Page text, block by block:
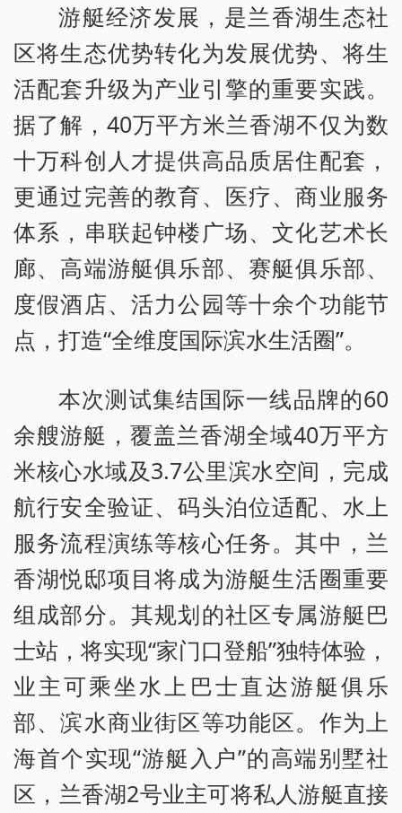
游艇经济发展，是兰香湖生态社
区将生态优势转化为发展优势、将生
活配套升级为产业引擎的重要实践。
据了解，40万平方米兰香湖不仅为数
十万科创人才提供高品质居住配套，
更通过完善的教育、医疗、商业服务
体系，串联起钟楼广场、文化艺术长
廊、高端游艇俱乐部、赛艇俱乐部、
度假酒店、活力公园等十余个功能节
点，打造“全维度国际滨水生活圈”。
本次测试集结国际一线品牌的60
余艘游艇，覆盖兰香湖全域40万平方
米核心水域及3.7公里滨水空间，完成
航行安全验证、码头泊位适配、水上
服务流程演练等核心任务。其中，兰
香湖悦邸项目将成为游艇生活圈重要
组成部分。其规划的社区专属游艇巴
士站，将实现“家门口登船”独特体验，
业主可乘坐水上巴士直达游艇俱乐
部、滨水商业街区等功能区。作为上
海首个实现“游艇入户”的高端别墅社
区，兰香湖2号业主可将私人游艇直接